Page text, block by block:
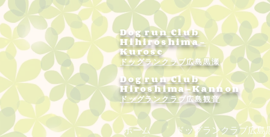
Dog run Club
Hihiroshima-
Kurose
ドッグランクラブ広島黒瀬
Dog run Club
Hiroshima-Kannon
​ドッグランクラブ広島観音
ホーム ドッグランクラブ広島